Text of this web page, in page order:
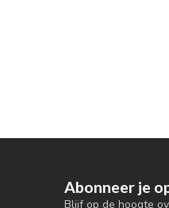
Abonneer je
Blijf op de hoogte